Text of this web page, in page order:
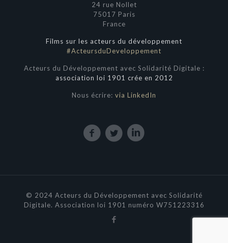
24 rue Nollet
75017 Paris
France
Films sur les acteurs du développement
#ActeursduDeveloppement
Acteurs du Développement avec Solidarité Digitale :
association loi 1901 crée en 2012
Nous écrire: via LinkedIn
© 2024 Acteurs du Développement avec Solidarité
Digitale. Association loi 1901 numéro W751223316